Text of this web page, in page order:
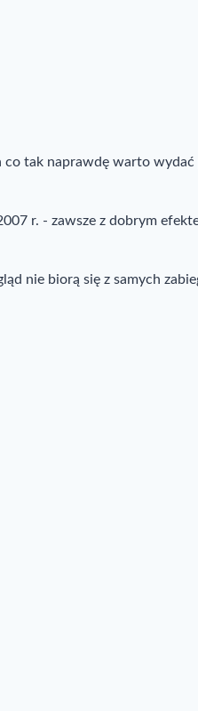
tak naprawdę warto
r. - zawsze z dobrym
nie biorą się z samych